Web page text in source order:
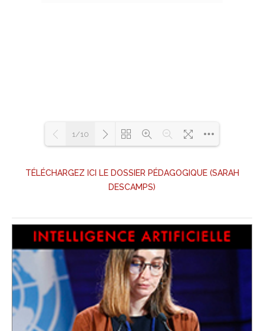
Loading PDF 100% ...
1/10
TÉLÉCHARGEZ ICI LE DOSSIER PÉDAGOGIQUE (SARAH
DESCAMPS)